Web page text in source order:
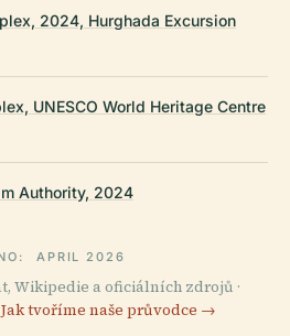
2024, Hurghada Excursion
UNESCO World Heritage Centre
Authority, 2024
APRIL 2026
Wikipedie a oficiálních zdrojů ·
Jak tvoříme naše průvodce →